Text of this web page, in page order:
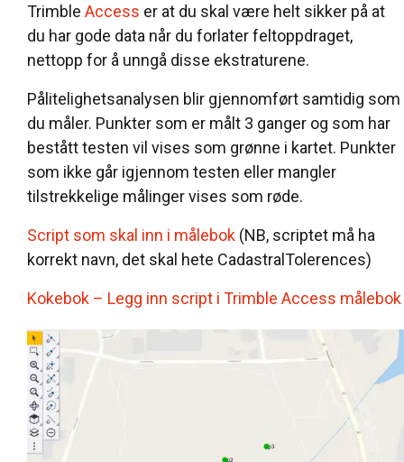
Trimble Access er at du skal være helt sikker på at
du har gode data når du forlater feltoppdraget,
nettopp for å unngå disse ekstraturene.
Pålitelighetsanalysen blir gjennomført samtidig som
du måler. Punkter som er målt 3 ganger og som har
bestått testen vil vises som grønne i kartet. Punkter
som ikke går igjennom testen eller mangler
tilstrekkelige målinger vises som røde.
Script som skal inn i målebok (NB, scriptet må ha
korrekt navn, det skal hete CadastralTolerences)
Kokebok – Legg inn script i Trimble Access målebok